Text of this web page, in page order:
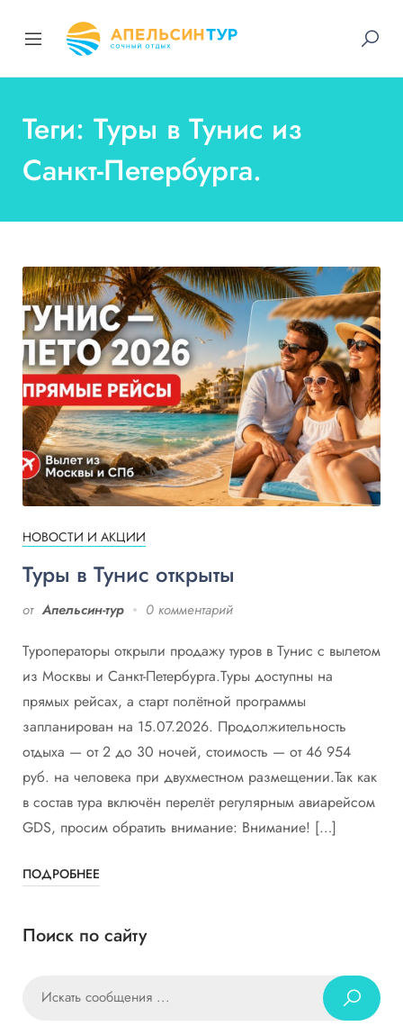
Теги: Туры в Тунис из
Санкт-Петербурга.
НОВОСТИ И АКЦИИ
Туры в Тунис открыты
от Апельсин-тур 0 комментарий
Туроператоры открыли продажу туров в Тунис с вылетом
из Москвы и Санкт-Петербурга.Туры доступны на
прямых рейсах, а старт полётной программы
запланирован на 15.07.2026. Продолжительность
отдыха — от 2 до 30 ночей, стоимость — от 46 954
руб. на человека при двухместном размещении.Так как
в состав тура включён перелёт регулярным авиарейсом
GDS, просим обратить внимание: Внимание! […]
ПОДРОБНЕЕ
Поиск по сайту